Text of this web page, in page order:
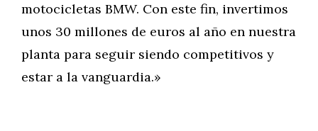
motocicletas BMW. Con este fin, invertimos
unos 30 millones de euros al año en nuestra
planta para seguir siendo competitivos y
estar a la vanguardia.»